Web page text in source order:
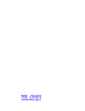
সবরিভিউ
দেখুন